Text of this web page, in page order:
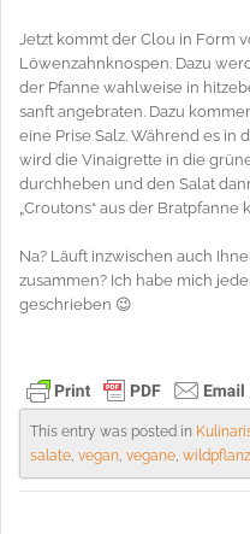
Jetzt kommt der Clou in Form
Löwenzahnknospen. Dazu
der Pfanne wahlweise in
sanft angebraten. Dazu
eine Prise Salz. Während es in
wird die Vinaigrette in die
durchheben und den Salat
„Croutons“ aus der Bratpfanne
Na? Läuft inzwischen auch
zusammen? Ich habe mich
geschrieben 😉
This entry was posted in
salate, vegan, vegane,